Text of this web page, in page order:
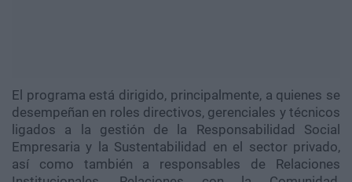
El programa está dirigido, principalmente, a quienes se
desempeñan en roles directivos, gerenciales y técnicos
ligados a la gestión de la Responsabilidad Social
Empresaria y la Sustentabilidad en el sector privado,
así como también a responsables de Relaciones